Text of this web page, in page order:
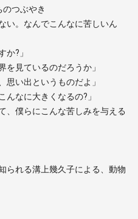
つぶやき
い。なんでこんなに苦しいん
か?」
を見ているのだろうか」
思い出というものだよ」
なに大きくなるの?」
、僕らにこんな苦しみを与える
られる溝上幾久子による、動物